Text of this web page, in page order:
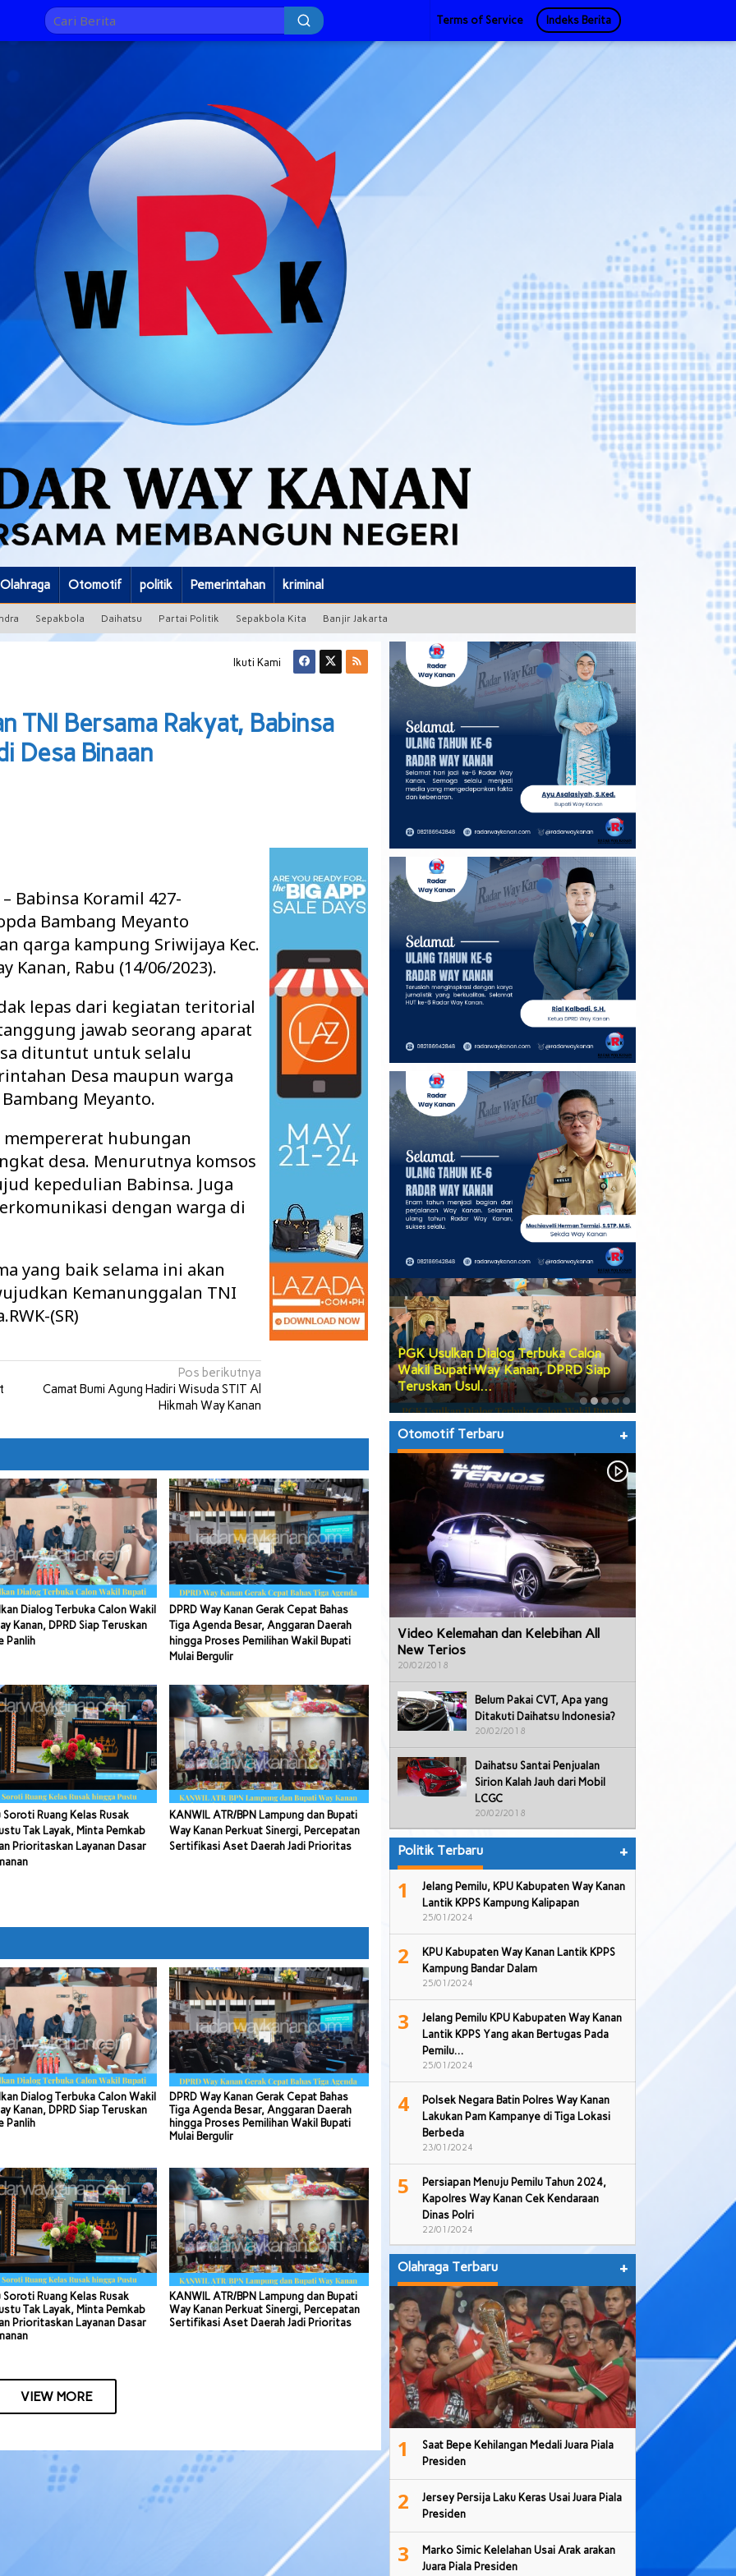
Terms of Service Indeks Berita
Olahraga Otomotif politik Pemerintahan kriminal
Sepakbola Daihatsu Partai Politik Sepakbola Kita Banjir Jakarta
Ikuti Kami
TNI Bersama Rakyat, Babinsa
Desa Binaan
– Babinsa Koramil 427-
Bambang Meyanto
qarga kampung Sriwijaya Kec.
Kanan, Rabu (14/06/2023).
lepas dari kegiatan teritorial
jawab seorang aparat
dituntut untuk selalu
Desa maupun warga
Meyanto.
hubungan
desa. Menurutnya komsos
kepedulian Babinsa. Juga
dengan warga di
yang baik selama ini akan
Kemanunggalan TNI
(SR)
Pos berikutnya
Camat Bumi Agung Hadiri Wisuda STIT Al
Hikmah Way Kanan
Dialog Terbuka Calon Wakil
Kanan, DPRD Siap Teruskan
Panlih
DPRD Way Kanan Gerak Cepat Bahas
Tiga Agenda Besar, Anggaran Daerah
hingga Proses Pemilihan Wakil Bupati
Mulai Bergulir
Soroti Ruang Kelas Rusak
Tak Layak, Minta Pemkab
Prioritaskan Layanan Dasar
KANWIL ATR/BPN Lampung dan Bupati
Way Kanan Perkuat Sinergi, Percepatan
Sertifikasi Aset Daerah Jadi Prioritas
Dialog Terbuka Calon Wakil
Kanan, DPRD Siap Teruskan
Panlih
DPRD Way Kanan Gerak Cepat Bahas
Tiga Agenda Besar, Anggaran Daerah
hingga Proses Pemilihan Wakil Bupati
Mulai Bergulir
Soroti Ruang Kelas Rusak
Tak Layak, Minta Pemkab
Prioritaskan Layanan Dasar
KANWIL ATR/BPN Lampung dan Bupati
Way Kanan Perkuat Sinergi, Percepatan
Sertifikasi Aset Daerah Jadi Prioritas
VIEW MORE
AKBP Didik Berpamitan, AKBP
Ramadhona Siap Lanj…
PGK Usulkan Dialog Terbuka Calon
Wakil Bupati Way Kanan, DPRD Siap
Teruskan Usul…
Otomotif Terbaru +
Video Kelemahan dan Kelebihan All
New Terios
20/02/2018
Belum Pakai CVT, Apa yang
Ditakuti Daihatsu Indonesia?
20/02/2018
Daihatsu Santai Penjualan
Sirion Kalah Jauh dari Mobil
LCGC
20/02/2018
Politik Terbaru +
1
Jelang Pemilu, KPU Kabupaten Way Kanan
Lantik KPPS Kampung Kalipapan
25/01/2024
2
KPU Kabupaten Way Kanan Lantik KPPS
Kampung Bandar Dalam
25/01/2024
3
Jelang Pemilu KPU Kabupaten Way Kanan
Lantik KPPS Yang akan Bertugas Pada
Pemilu…
25/01/2024
4
Polsek Negara Batin Polres Way Kanan
Lakukan Pam Kampanye di Tiga Lokasi
Berbeda
23/01/2024
5
Persiapan Menuju Pemilu Tahun 2024,
Kapolres Way Kanan Cek Kendaraan
Dinas Polri
22/01/2024
Olahraga Terbaru +
1
Saat Bepe Kehilangan Medali Juara Piala
Presiden
2
Jersey Persija Laku Keras Usai Juara Piala
Presiden
3
Marko Simic Kelelahan Usai Arak arakan
Juara Piala Presiden